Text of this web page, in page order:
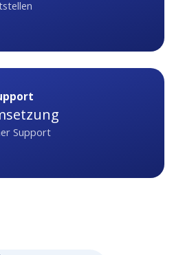
Support